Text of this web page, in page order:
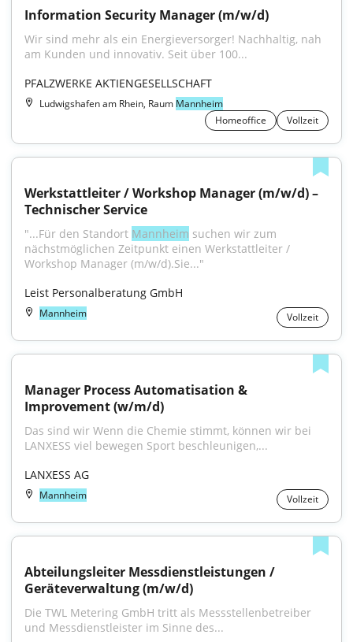
Information Security Manager (m/w/d)
Wir sind mehr als ein Energieversorger! Nachhaltig, nah
am Kunden und innovativ. Seit über 100...
PFALZWERKE AKTIENGESELLSCHAFT
Ludwigshafen am Rhein, Raum Mannheim
Homeoffice
Vollzeit
Werkstattleiter / Workshop Manager (m/w/d) –
Technischer Service
"...Für den Standort Mannheim suchen wir zum
nächstmöglichen Zeitpunkt einen Werkstattleiter /
Workshop Manager (m/w/d).Sie..."
Leist Personalberatung GmbH
Mannheim Vollzeit
Manager Process Automatisation &
Improvement (w/m/d)
Das sind wir Wenn die Chemie stimmt, können wir bei
LANXESS viel bewegen Sport beschleunigen,...
LANXESS AG
Mannheim Vollzeit
Abteilungsleiter Messdienstleistungen /
Geräteverwaltung (m/w/d)
Die TWL Metering GmbH tritt als Messstellenbetreiber
und Messdienstleister im Sinne des...